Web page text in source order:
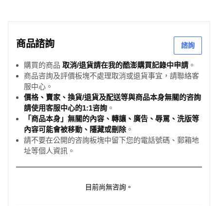
商品諮詢 諮詢
購買的商品 取消/退貨請在我的酷澎購買記錄中申請 。
商品咨詢及評價板塊不處理取消或退貨事宜，請聯絡客
服中心。
價格、賣家、換貨/退貨及配送等與商品本身無關的咨詢
請使用客服中心的1:1咨詢 。
「商品本身」無關的內容、轉讓、廣告、辱罵、洗版等
內容可能會被移動、隱藏或刪除。
請不要在公開的咨詢板塊中留下您的電話號碼、郵箱地
址等個人資訊。
目前尚無咨詢。